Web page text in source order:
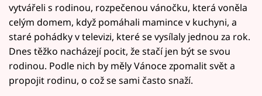
vytvářeli s rodinou, rozpečenou vánočku, která voněla
celým domem, když pomáhali mamince v kuchyni, a
staré pohádky v televizi, které se vysílaly jednou za rok.
Dnes těžko nacházejí pocit, že stačí jen být se svou
rodinou. Podle nich by měly Vánoce zpomalit svět a
propojit rodinu, o což se sami často snaží.